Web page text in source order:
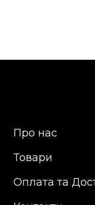
Про нас
Товари
Оплата та